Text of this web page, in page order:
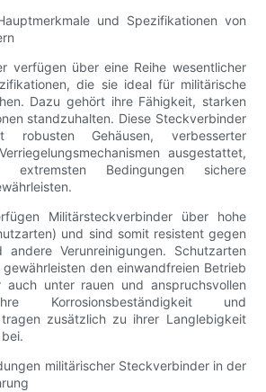
und Spezifikationen von
verfügen über eine Reihe wesentlicher
die sie ideal für militärische
Dazu gehört ihre Fähigkeit, starken
standzuhalten. Diese Steckverbinder
Gehäusen, verbesserter
ausgestattet,
Bedingungen sichere
Militärsteckverbinder über hohe
und sind somit resistent gegen
andere Verunreinigungen. Schutzarten
den einwandfreien Betrieb
auch unter rauen und anspruchsvollen
Korrosionsbeständigkeit und
zusätzlich zu ihrer Langlebigkeit
militärischer Steckverbinder in der